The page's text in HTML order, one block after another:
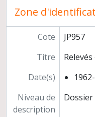
Délégation
Congrès et
Publications
Médiation
Participation à
Titre et travaux
Zone
Cote
JP957
Titre
Date(s)
Niveau de
description
Dossier